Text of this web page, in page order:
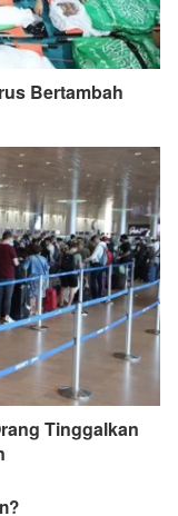
Bertambah
Tinggalkan